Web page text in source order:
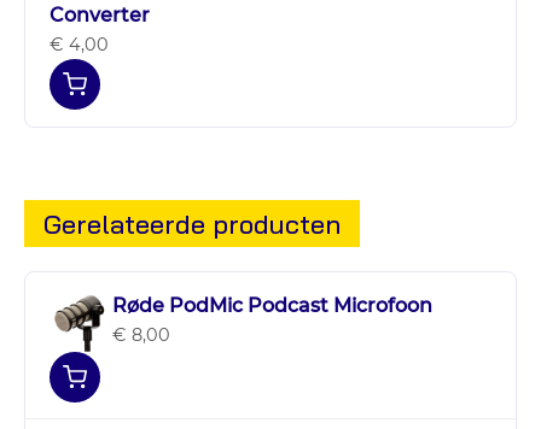
Converter
€ 4,00
Gerelateerde producten
Røde PodMic Podcast Microfoon
€ 8,00